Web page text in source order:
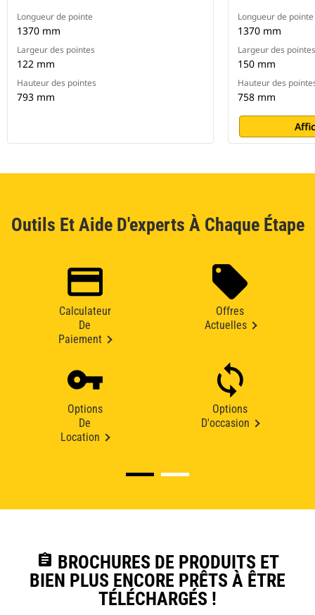
Longueur de pointe
1370 mm
Largeur des pointes
122 mm
Hauteur des pointes
793 mm
Longueur de pointe
1370 mm
Largeur des pointes
150 mm
Hauteur des
758 mm
Outils Et Aide D'experts À Chaque Étape
Calculateur
De
Paiement
Offres
Actuelles
Options
De
Location
Options
D'occasion
assignment BROCHURES DE PRODUITS ET
BIEN PLUS ENCORE PRÊTS À ÊTRE
TÉLÉCHARGÉS !